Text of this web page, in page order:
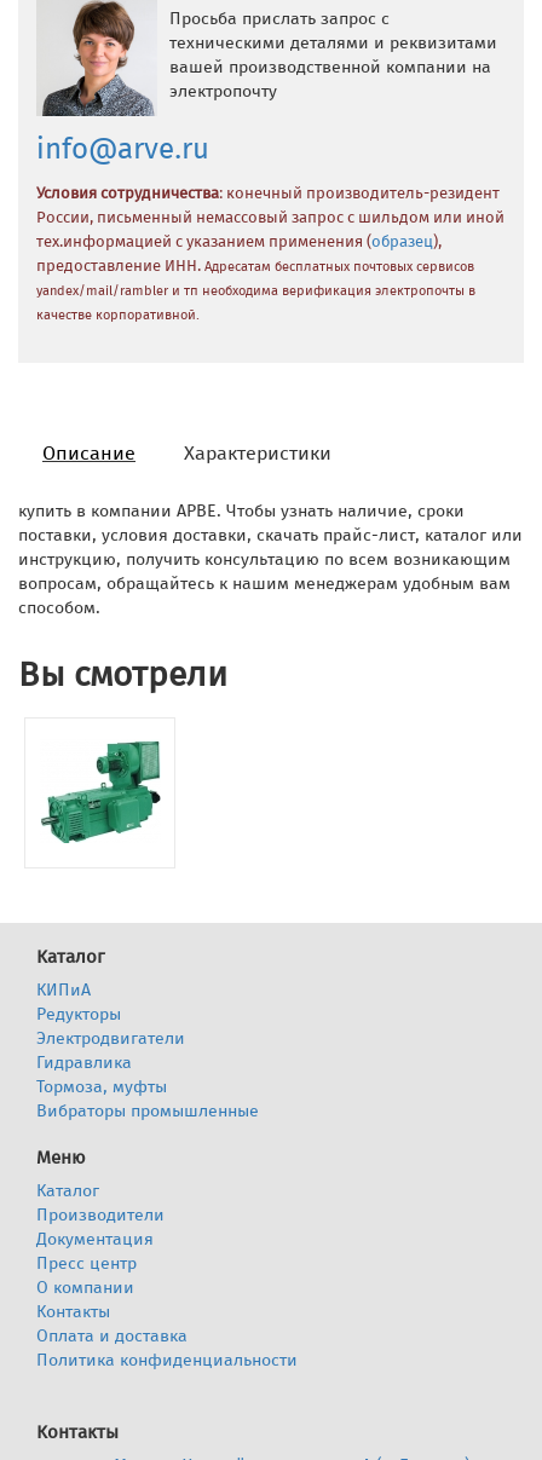
Просьба прислать запрос с
техническими деталями и реквизитами
вашей производственной компании на
электропочту
info@arve.ru
Условия сотрудничества: конечный производитель-резидент
России, письменный немассовый запрос с шильдом или иной
тех.информацией с указанием применения (образец),
предоставление ИНН. Адресатам бесплатных почтовых сервисов
yandex/mail/rambler и тп необходима верификация электропочты в
качестве корпоративной.
Описание Характеристики
купить в компании АРВЕ. Чтобы узнать наличие, сроки
поставки, условия доставки, скачать прайс-лист, каталог или
инструкцию, получить консультацию по всем возникающим
вопросам, обращайтесь к нашим менеджерам удобным вам
способом.
Вы смотрели
Каталог
КИПиА
Редукторы
Электродвигатели
Гидравлика
Тормоза, муфты
Вибраторы промышленные
Меню
Каталог
Производители
Документация
Пресс центр
О компании
Контакты
Оплата и доставка
Политика конфиденциальности
Контакты